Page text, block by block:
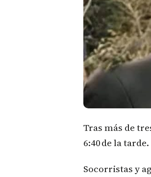
Tras más de
6:40 de la tarde.
Socorristas y